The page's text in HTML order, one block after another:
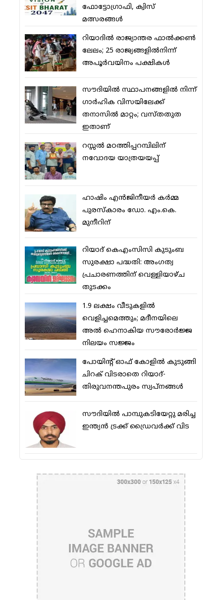
ഫോട്ടോഗ്രാഫി, ക്വിസ്
മത്സരങ്ങള്‍
റിയാദില്‍ രാജ്യാന്തര ഫാല്‍ക്കണ്‍
ലേലം; 25 രാജ്യങ്ങളില്‍നിന്ന്
അപൂര്‍വയിനം പക്ഷികള്‍
സൗദിയില്‍ സ്ഥാപനങ്ങളില്‍ നിന്ന്
ഗാര്‍ഹിക വിസയിലേക്ക്
തനാസില്‍ മാറ്റം; വസ്തതുത
ഇതാണ്
റസ്സല്‍ മഠത്തിപ്പറമ്പിലിന്
നവോദയ യാത്രയയപ്പ്
ഹാഷിം എന്‍ജിനീയര്‍ കര്‍മ്മ
പുരസ്‌കാരം ഡോ. എം.കെ.
മുനീറിന്
റിയാദ് കെഎംസിസി കുടുംബ
സുരക്ഷാ പദ്ധതി: അംഗത്വ
പ്രചാരണത്തിന് വെള്ളിയാഴ്ച
തുടക്കം
1.9 ലക്ഷം വീടുകളില്‍
വെളിച്ചമെത്തും; മദീനയിലെ
അല്‍ ഹെനാകിയ സൗരോര്‍ജ്ജ
നിലയം സജ്ജം
പോയിന്റ് ഓഫ് കോളില്‍ കുടുങ്ങി
ചിറക് വിടരാതെ റിയാദ്-
തിരുവനന്തപുരം സ്വപ്നങ്ങള്‍
സൗദിയിൽ പാമ്പുകടിയേറ്റു മരിച്ച
ഇന്ത്യൻ ട്രക്ക് ഡ്രൈവർക്ക് വിട